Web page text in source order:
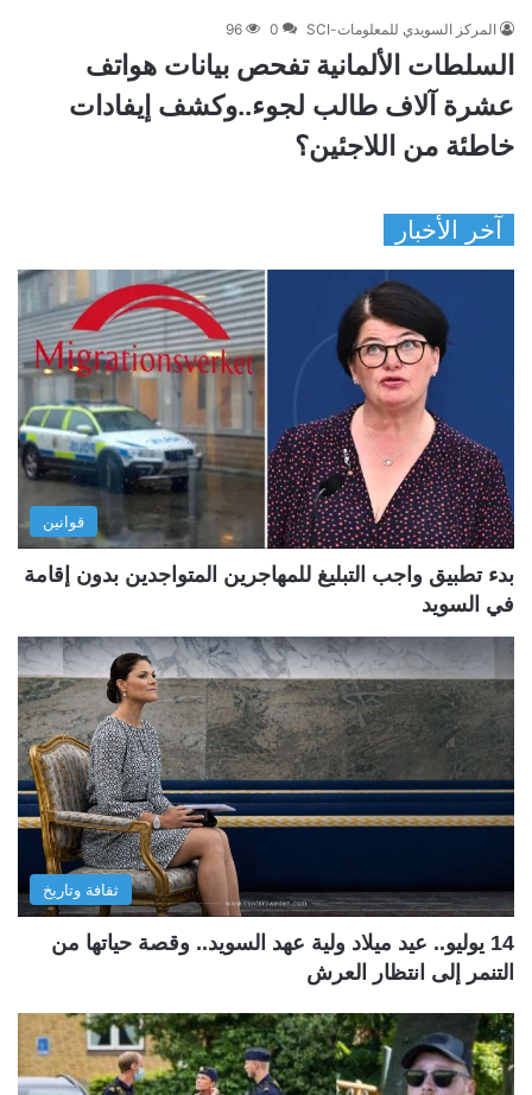
المركز السويدي للمعلومات-SCI 0
96
السلطات الألمانية تفحص بيانات هواتف
عشرة آلاف طالب لجوء..وكشف إيفادات
خاطئة من اللاجئين؟
آخر الأخبار
قوانين
بدء تطبيق واجب التبليغ للمهاجرين المتواجدين بدون إقامة
في السويد
ثقافة وتاريخ
14 يوليو.. عيد ميلاد ولية عهد السويد.. وقصة حياتها من
التنمر إلى انتظار العرش